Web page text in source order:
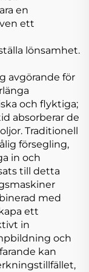
en
ett
lönsamhet.
avgörande för
och flyktiga;
absorberar de
Traditionell
försegling,
in och
till detta
med
ett
in
och
kan